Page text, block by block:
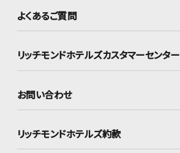
よくあるご質問
リッチモンドホテルズカスタマーセンター
お問い合わせ
リッチモンドホテルズ約款